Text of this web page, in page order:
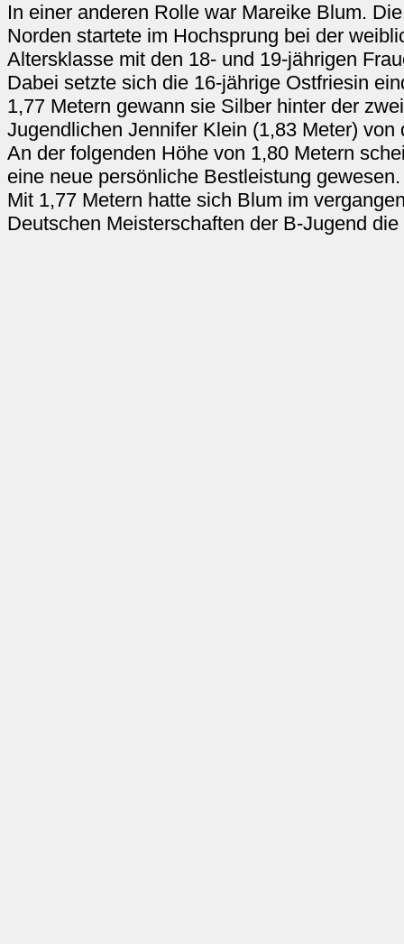
In einer anderen Rolle war Mareike Blum.
Norden startete im Hochsprung bei der
Altersklasse mit den 18- und 19-jährigen
Dabei setzte sich die 16-jährige Ostfriesin
1,77 Metern gewann sie Silber hinter der
Jugendlichen Jennifer Klein (1,83 Meter) von
An der folgenden Höhe von 1,80 Metern
eine neue persönliche Bestleistung
Mit 1,77 Metern hatte sich Blum im
Deutschen Meisterschaften der B-Jugend